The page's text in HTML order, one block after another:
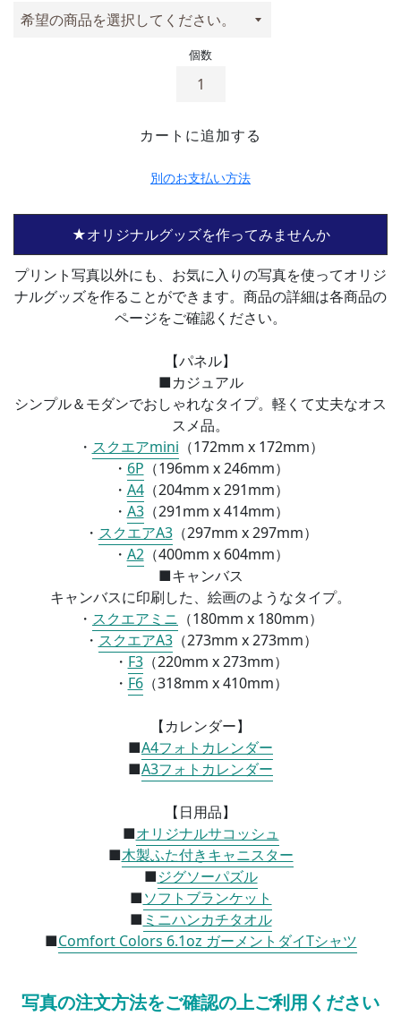
個数
カートに追加する
別のお支払い方法
★オリジナルグッズを作ってみませんか
プリント写真以外にも、お気に入りの写真を使ってオリジ
ナルグッズを作ることができます。商品の詳細は各商品の
ページをご確認ください。
【パネル】
■カジュアル
シンプル＆モダンでおしゃれなタイプ。軽くて丈夫なオス
スメ品。
・ スクエアmini （172mm x 172mm）
・ 6P （196mm x 246mm）
・ A4（204mm x 291mm）
・ A3（291mm x 414mm）
・ スクエアA3（297mm x 297mm）
・ A2（400mm x 604mm）
■キャンバス
キャンバスに印刷した、絵画のようなタイプ。
・ スクエアミニ （180mm x 180mm）
・ スクエアA3（273mm x 273mm）
・ F3（220mm x 273mm）
・ F6（318mm x 410mm）
【カレンダー】
■A4フォトカレンダー
■A3フォトカレンダー
【日用品】
■オリジナルサコッシュ
■木製ふた付きキャニスター
■ジグソーパズル
■ソフトブランケット
■ ミニハンカチタオル
■Comfort Colors 6.1oz ガーメントダイTシャツ
写真の注文方法をご確認の上ご利用ください